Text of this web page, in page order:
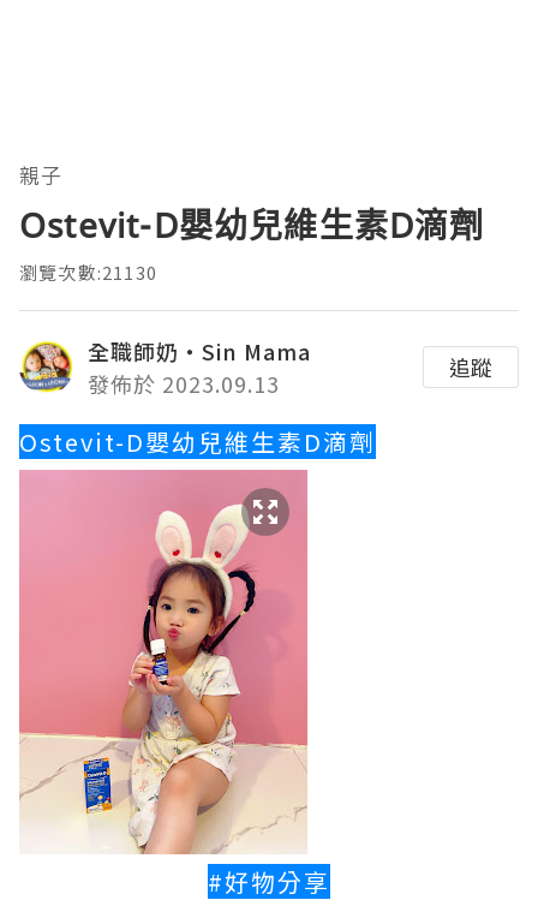
親子
Ostevit-D嬰幼兒維生素D滴劑
瀏覽次數:21130
全職師奶‧Sin Mama
發佈於 2023.09.13
追蹤
Ostevit-D嬰幼兒維生素D滴劑
#好物分享